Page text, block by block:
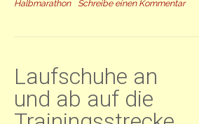
Halbmarathon
Schreibe einen Kommentar
Laufschuhe an
und ab auf die